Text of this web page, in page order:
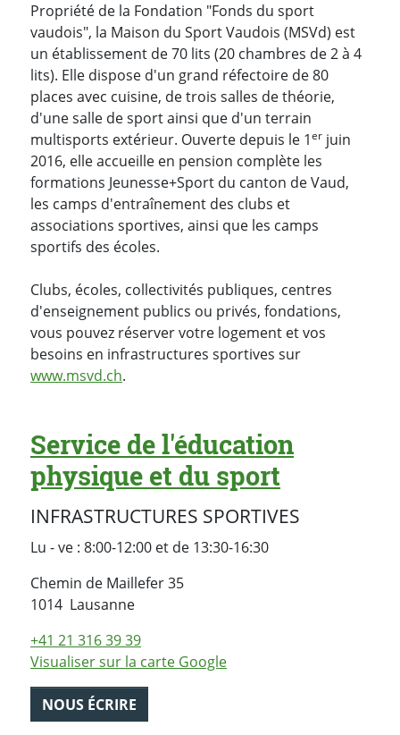
Propriété de la Fondation "Fonds du sport
vaudois", la Maison du Sport Vaudois (MSVd) est
un établissement de 70 lits (20 chambres de 2 à 4
lits). Elle dispose d'un grand réfectoire de 80
places avec cuisine, de trois salles de théorie,
d'une salle de sport ainsi que d'un terrain
multisports extérieur. Ouverte depuis le 1er juin
2016, elle accueille en pension complète les
formations Jeunesse+Sport du canton de Vaud,
les camps d'entraînement des clubs et
associations sportives, ainsi que les camps
sportifs des écoles.
Clubs, écoles, collectivités publiques, centres
d'enseignement publics ou privés, fondations,
vous pouvez réserver votre logement et vos
besoins en infrastructures sportives sur
www.msvd.ch.
Service de l'éducation
physique et du sport
INFRASTRUCTURES SPORTIVES
Lu - ve : 8:00-12:00 et de 13:30-16:30
Chemin de Maillefer 35
1014 LausanneSuisse
+41 21 316 39 39
Visualiser sur la carte Google
NOUS ÉCRIRE